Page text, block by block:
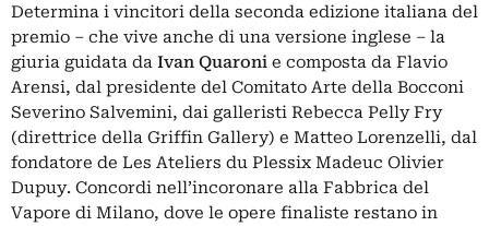
Determina i vincitori della seconda edizione italiana del
premio – che vive anche di una versione inglese – la
giuria guidata da Ivan Quaroni e composta da Flavio
Arensi, dal presidente del Comitato Arte della Bocconi
Severino Salvemini, dai galleristi Rebecca Pelly Fry
(direttrice della Griffin Gallery) e Matteo Lorenzelli, dal
fondatore de Les Ateliers du Plessix Madeuc Olivier
Dupuy. Concordi nell’incoronare alla Fabbrica del
Vapore di Milano, dove le opere finaliste restano in